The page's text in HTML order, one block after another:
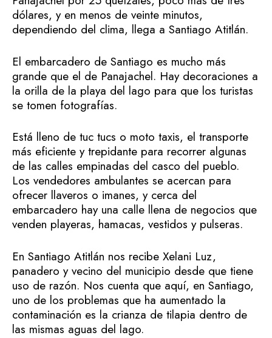
dólares, y en menos de veinte minutos,
dependiendo del clima, llega a Santiago Atitlán.
El embarcadero de Santiago es mucho más
grande que el de Panajachel. Hay decoraciones a
la orilla de la playa del lago para que los turistas
se tomen fotografías.
Está lleno de tuc tucs o moto taxis, el transporte
más eficiente y trepidante para recorrer algunas
de las calles empinadas del casco del pueblo.
Los vendedores ambulantes se acercan para
ofrecer llaveros o imanes, y cerca del
embarcadero hay una calle llena de negocios que
venden playeras, hamacas, vestidos y pulseras.
En Santiago Atitlán nos recibe Xelani Luz,
panadero y vecino del municipio desde que tiene
uso de razón. Nos cuenta que aquí, en Santiago,
uno de los problemas que ha aumentado la
contaminación es la crianza de tilapia dentro de
las mismas aguas del lago.